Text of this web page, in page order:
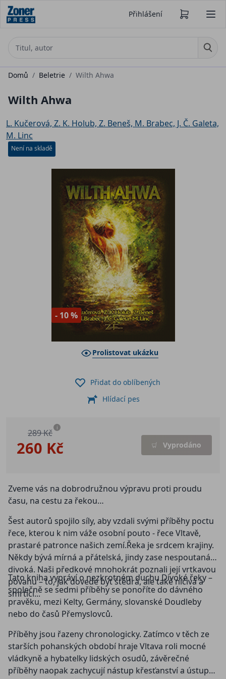
Přihlášení
Domů / Beletrie / Wilth Ahwa
Wilth Ahwa
L. Kučerová, Z. K. Holub, Z. Beneš, M. Brabec, J. Č. Galeta,
M. Linc
Není na skladě
- 10 %
Prolistovat ukázku
260 Kč
289 Kč i
Vyprodáno
Přidat do oblíbených
Hlídací pes
Zveme vás na dobrodružnou výpravu proti proudu
času, na cestu za řekou…
Šest autorů spojilo síly, aby vzdali svými příběhy poctu
řece, kterou k nim váže osobní pouto - řece Vltavě,
prastaré patronce našich zemí.Řeka je srdcem krajiny.
Někdy bývá mírná a přátelská, jindy zase nespoutaná a
divoká. Naši předkové mnohokrát poznali její vrtkavou
povahu – to, jak dovede být štědrá, ale také ničivá a
smrtící...
Tato kniha vypráví o nezkrotném duchu Divoké řeky –
společně se sedmi příběhy se ponoříte do dávného
pravěku, mezi Kelty, Germány, slovanské Doudleby
nebo do časů Přemyslovců.
Příběhy jsou řazeny chronologicky. Zatímco v těch ze
starších pohanských období hraje Vltava roli mocné
vládkyně a hybatelky lidských osudů, závěrečné
příběhy naopak zachycují nástup křesťanství a ústup